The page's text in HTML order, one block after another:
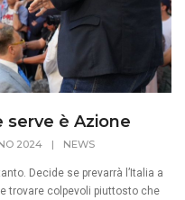
serve è Azione
2024 | NEWS
Decide se prevarrà l’Italia a
trovare colpevoli piuttosto che